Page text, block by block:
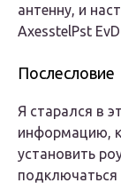
антенну, и
AxesstelPst
Послесловие
Я старался в
информацию,
установить
подключаться